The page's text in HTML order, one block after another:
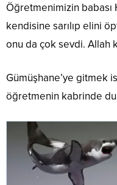
Öğretmenimizin babası
kendisine sarılıp elini
onu da çok sevdi. Allah
Gümüşhane’ye gitmek
öğretmenin kabrinde